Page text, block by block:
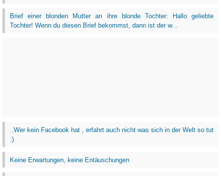
Brief einer blonden Mutter an ihre blonde Tochter: Hallo geliebte
Tochter! Wenn du diesen Brief bekommst, dann ist der w...
..Wer kein Facebook hat , erfahrt auch nicht was sich in der Welt so tut
:)
Keine Erwartungen, keine Entäuschungen